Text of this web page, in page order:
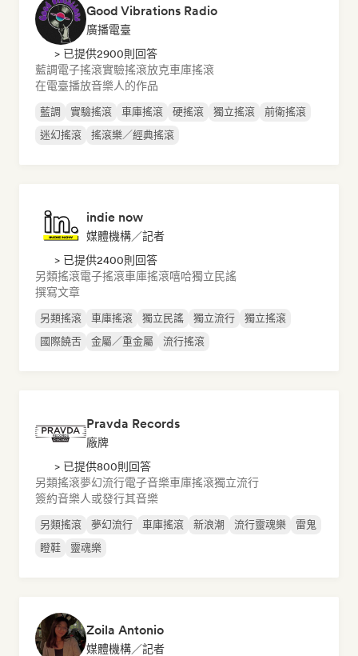
Good Vibrations Radio
廣播電臺
> 已提供2900則回答
藍調電子搖滾實驗搖滾放克車庫搖滾
在電臺播放音樂人的作品
藍調 實驗搖滾 車庫搖滾 硬搖滾 獨立搖滾
前衛搖滾
迷幻搖滾
搖滾樂／經典搖滾
indie now
媒體機構／記者
> 已提供2400則回答
另類搖滾電子搖滾車庫搖滾嘻哈獨立民謠
撰寫文章
另類搖滾 車庫搖滾 獨立民謠 獨立流行
獨立搖滾
國際饒舌
金屬／重金屬 流行搖滾
Pravda Records
廠牌
> 已提供800則回答
另類搖滾夢幻流行電子音樂車庫搖滾獨立流行
簽約音樂人或發行其音樂
另類搖滾 夢幻流行 車庫搖滾 新浪潮 流行靈魂樂
雷鬼
瞪鞋
靈魂樂
Zoila Antonio
媒體機構／記者